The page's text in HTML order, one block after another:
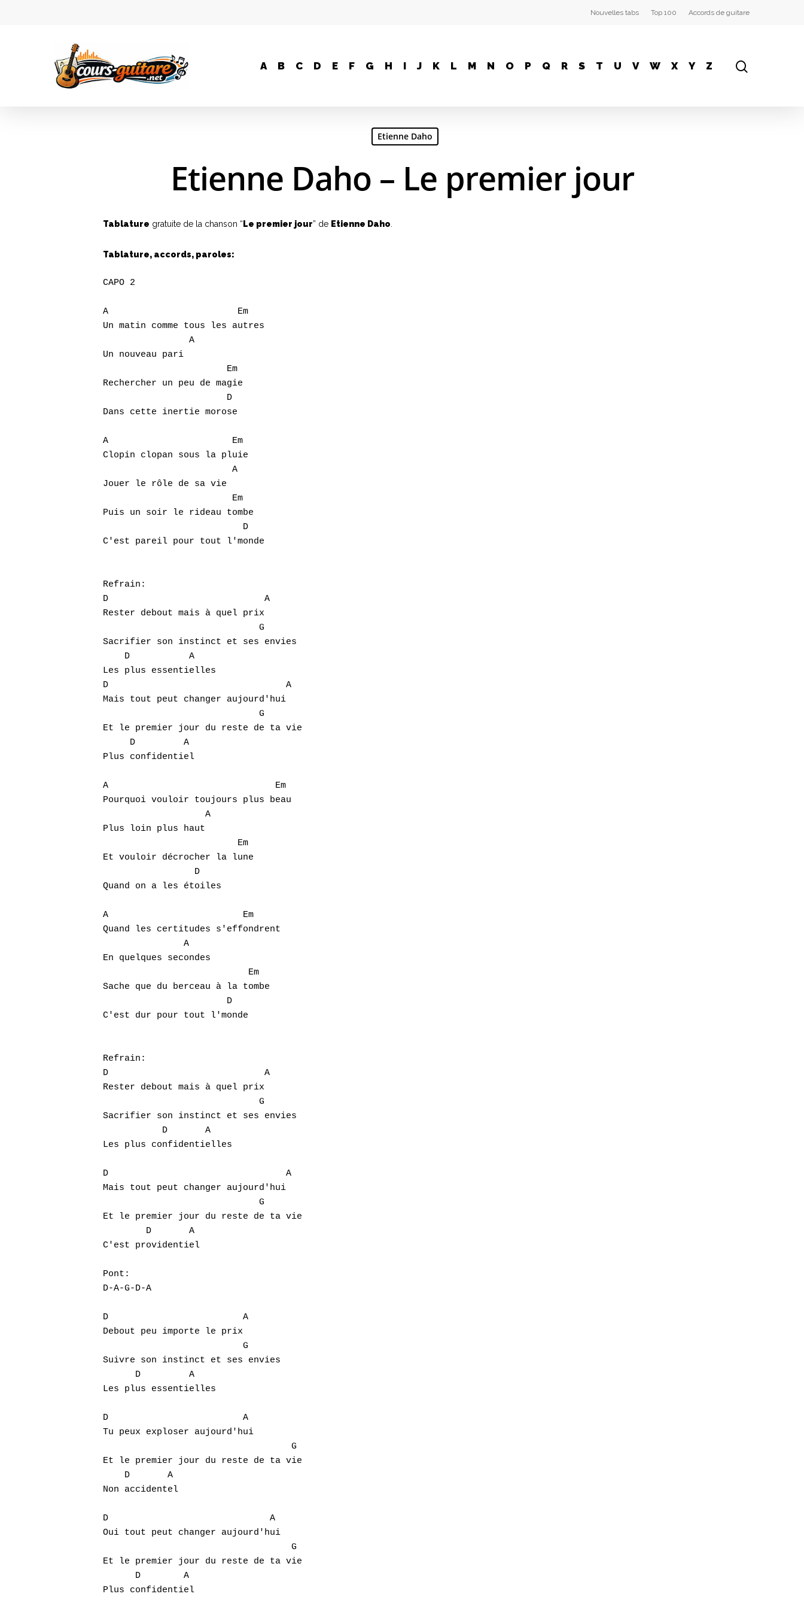
Nouvelles tabs Top 100 Accords de guitare
A B C D E F G H I J K L M N O P Q R S T U V W X Y Z
Etienne Daho
Etienne Daho – Le premier jour
Tablature gratuite de la chanson “ Le premier jour” de Etienne Daho
Tablature, accords, paroles:
CAPO 2
A                        Em
Un matin comme tous les autres
                A
Un nouveau pari
                       Em
Rechercher un peu de magie
                       D
Dans cette inertie morose
A                       Em
Clopin clopan sous la pluie
                        A
Jouer le rôle de sa vie
                        Em
Puis un soir le rideau tombe
                          D
C'est pareil pour tout l'monde
Refrain:
D                             A
Rester debout mais à quel prix
                             G
Sacrifier son instinct et ses envies
    D           A
Les plus essentielles
D                                 A
Mais tout peut changer aujourd'hui
                             G
Et le premier jour du reste de ta vie
     D         A
Plus confidentiel
A                               Em
Pourquoi vouloir toujours plus beau
                   A
Plus loin plus haut
                         Em
Et vouloir décrocher la lune
                 D
Quand on a les étoiles
A                         Em
Quand les certitudes s'effondrent
               A
En quelques secondes
                           Em
Sache que du berceau à la tombe
                       D
C'est dur pour tout l'monde
Refrain:
D                             A
Rester debout mais à quel prix
                             G
Sacrifier son instinct et ses envies
           D       A
Les plus confidentielles
D                                 A
Mais tout peut changer aujourd'hui
                             G
Et le premier jour du reste de ta vie
        D       A
C'est providentiel
Pont:
D-A-G-D-A
D                         A
Debout peu importe le prix
                          G
Suivre son instinct et ses envies
      D         A
Les plus essentielles
D                         A
Tu peux exploser aujourd'hui
                                   G
Et le premier jour du reste de ta vie
    D       A
Non accidentel
D                              A
Oui tout peut changer aujourd'hui
                                   G
Et le premier jour du reste de ta vie
      D        A